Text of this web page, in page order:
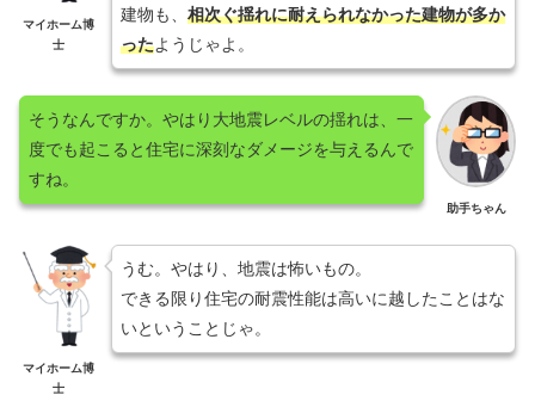
マイホーム博
士
建物も、 相次ぐ揺れに耐えられなかった建物が多か
ったようじゃよ。
助手ちゃん
そうなんですか。やはり大地震レベルの揺れは、一
度でも起こると住宅に深刻なダメージを与えるんで
すね。
マイホーム博
士
うむ。やはり、地震は怖いもの。
できる限り住宅の耐震性能は高いに越したことはな
いということじゃ。